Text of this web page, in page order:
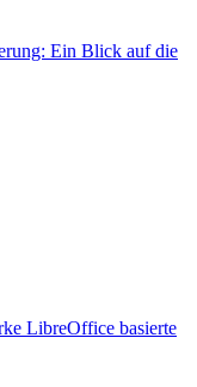
Ein Blick auf die
LibreOffice basierte